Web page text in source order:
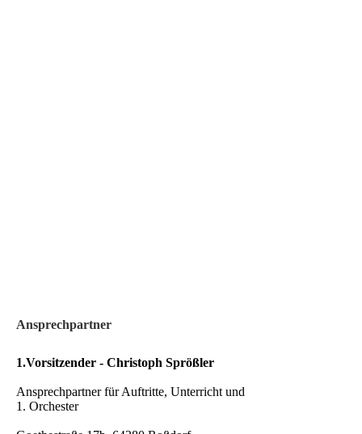
Ansprechpartner
1.Vorsitzender - Christoph Sprößler
Ansprechpartner für Auftritte, Unterricht und
1. Orchester